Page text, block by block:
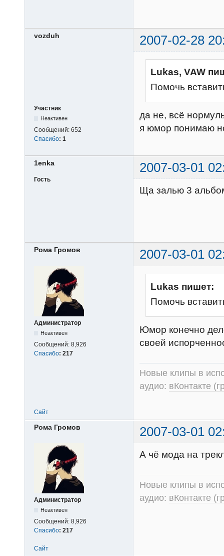
vozduh 2007-02-28
Участник
Неактивен
Сообщений: 652
Спасибо: 1
Lukas, VAW
Помочь
да не, всё
я юмор понимаю
1enka 2007-03-01
Гость
Ща залью 3
Рома Громов 2007-03-01
Администратор
Неактивен
Сообщений: 8,926
Спасибо: 217
Lukas пишет:
Помочь
Юмор конечно
своей
Новые клипы в
аудио: вКонтакте
Сайт
Рома Громов 2007-03-01
Администратор
Неактивен
Сообщений: 8,926
Спасибо: 217
А чё мода на
Новые клипы в
аудио: вКонтакте
Сайт